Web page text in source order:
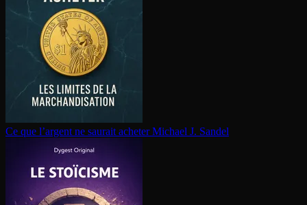
Ce que l’argent ne saurait acheter Michael J. Sandel